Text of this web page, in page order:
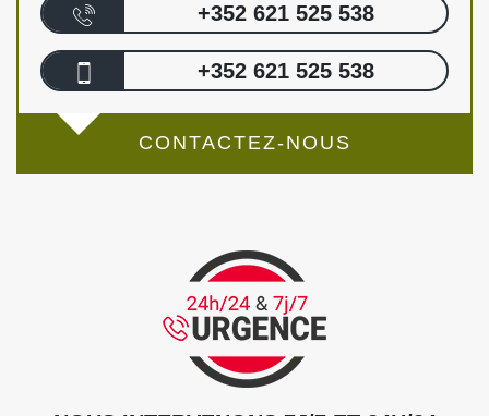
+352 621 525 538
+352 621 525 538
CONTACTEZ-NOUS